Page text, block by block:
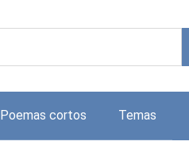
Poemas cortos Temas